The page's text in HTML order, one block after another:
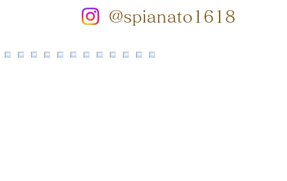
@spianato1618